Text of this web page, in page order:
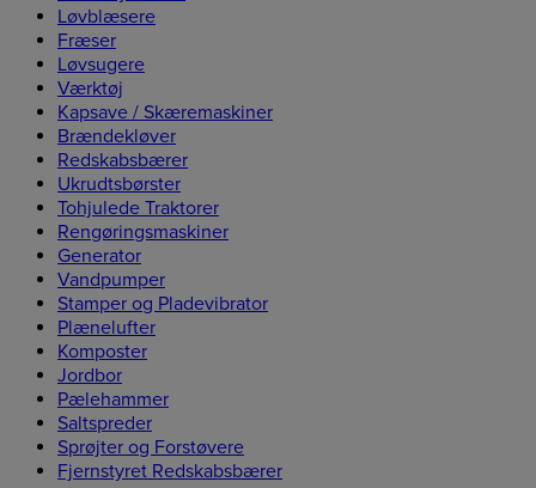
Løvblæsere
Fræser
Løvsugere
Værktøj
Kapsave / Skæremaskiner
Brændekløver
Redskabsbærer
Ukrudtsbørster
Tohjulede Traktorer
Rengøringsmaskiner
Generator
Vandpumper
Stamper og Pladevibrator
Plænelufter
Komposter
Jordbor
Pælehammer
Saltspreder
Sprøjter og Forstøvere
Fjernstyret Redskabsbærer